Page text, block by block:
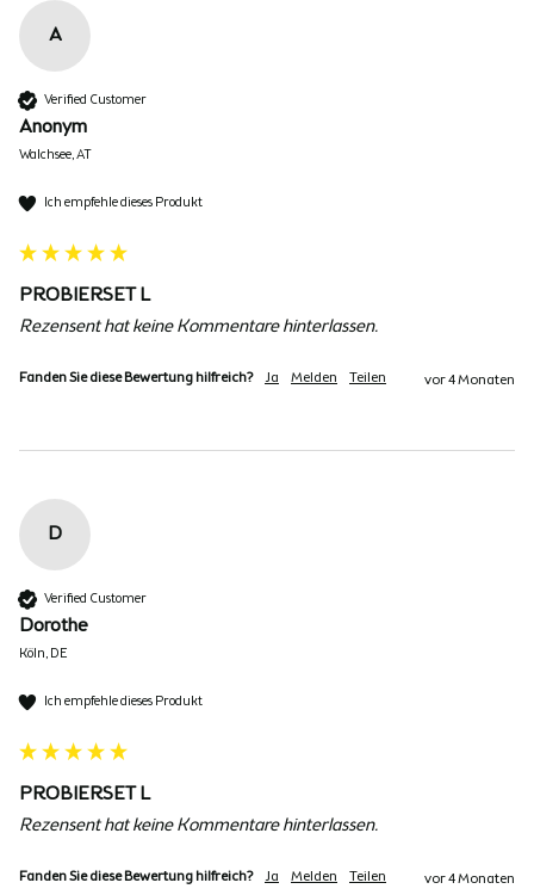
A
Verified Customer
Anonym
Walchsee, AT
Ich empfehle dieses Produkt
PROBIERSET L
Rezensent hat keine Kommentare hinterlassen.
Fanden Sie diese Bewertung hilfreich? Ja Melden Teilen vor 4 Monaten
D
Verified Customer
Dorothe
Köln, DE
Ich empfehle dieses Produkt
PROBIERSET L
Rezensent hat keine Kommentare hinterlassen.
Fanden Sie diese Bewertung hilfreich? Ja Melden Teilen vor 4 Monaten